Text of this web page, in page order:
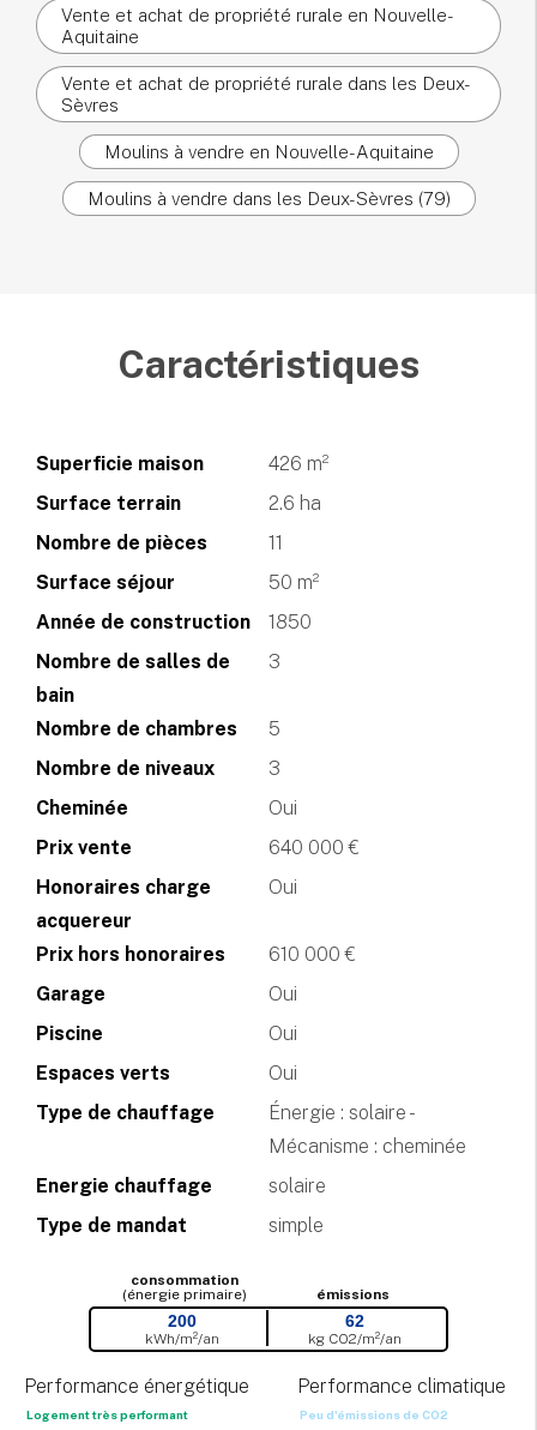
Vente et achat de propriété rurale en Nouvelle-
Aquitaine
Vente et achat de propriété rurale dans les Deux-
Sèvres
Moulins à vendre en Nouvelle-Aquitaine
Moulins à vendre dans les Deux-Sèvres (79)
Caractéristiques
Superficie maison
426 m²
Surface terrain
2.6 ha
Nombre de pièces
11
Surface séjour
50 m²
Année de construction
1850
Nombre de salles de
bain
3
Nombre de chambres
5
Nombre de niveaux
3
Cheminée
Oui
Prix vente
640 000 €
Honoraires charge
acquereur
Oui
Prix hors honoraires
610 000 €
Garage
Oui
Piscine
Oui
Espaces verts
Oui
Type de chauffage
Énergie : solaire -
Mécanisme : cheminée
Energie chauffage
solaire
Type de mandat
simple
consommation
(énergie primaire)
émissions
200
kWh/m²/an
62
kg CO2/m²/an
Performance énergétique
Logement très performant
Performance climatique
Peu d'émissions de CO2